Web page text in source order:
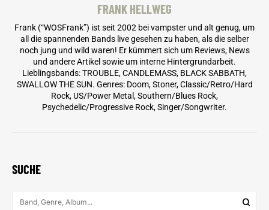
FRANK HELLWEG
Frank (“WOSFrank”) ist seit 2002 bei vampster und alt genug, um
all die spannenden Bands live gesehen zu haben, als die selber
noch jung und wild waren! Er kümmert sich um Reviews, News
und andere Artikel sowie um interne Hintergrundarbeit.
Lieblingsbands: TROUBLE, CANDLEMASS, BLACK SABBATH,
SWALLOW THE SUN. Genres: Doom, Stoner, Classic/Retro/Hard
Rock, US/Power Metal, Southern/Blues Rock,
Psychedelic/Progressive Rock, Singer/Songwriter.
SUCHE